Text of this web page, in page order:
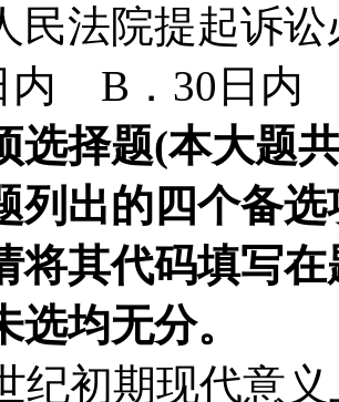
民法院提起诉
内 B．30日
选择题(本大题
列出的四个备
将其代码填写
选均无分。
纪初期现代意